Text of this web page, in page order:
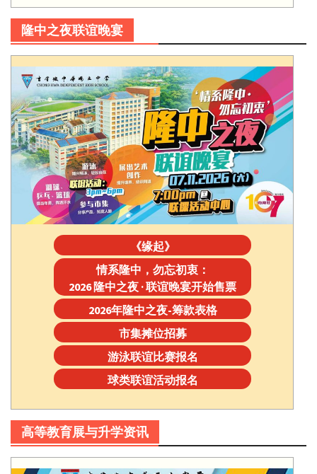
隆中之夜联谊晚宴
《缘起》
情系隆中，勿忘初衷：
2026 隆中之夜 · 联谊晚宴开始售票
2026年隆中之夜-筹款表格
市集摊位招募
游泳联谊比赛报名
球类联谊活动报名
高等教育展与升学资讯